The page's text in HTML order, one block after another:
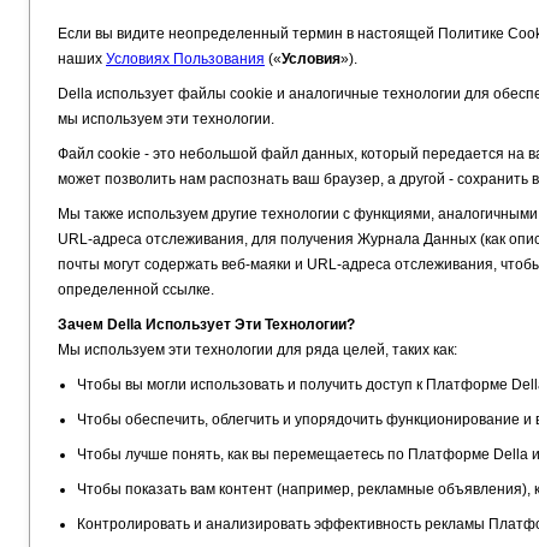
Если вы видите неопределенный термин в настоящей Политике
наших Условиях Пользования («Условия»).
Della использует файлы cookie и аналогичные технологии для
мы используем эти технологии.
Файл cookie - это небольшой файл данных, который передается на
может позволить нам распознать ваш браузер, а другой - сохранить
Мы также используем другие технологии с функциями,
URL-адреса отслеживания, для получения Журнала Данных (как
почты могут содержать веб-маяки и URL-адреса отслеживания,
определенной ссылке.
Зачем Della Использует Эти Технологии?
Мы используем эти технологии для ряда целей, таких как:
Чтобы вы могли использовать и получить доступ к Платформе
Чтобы обеспечить, облегчить и упорядочить функционирование
Чтобы лучше понять, как вы перемещаетесь по Платформе Della
Чтобы показать вам контент (например, рекламные объявления),
Контролировать и анализировать эффективность рекламы